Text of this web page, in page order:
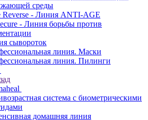
среды
Reverse - Линия ANTI-AGE
- Линия борьбы против
сывороток
линия. Маски
линия. Пилинги
система с биометрическими
домашняя линия